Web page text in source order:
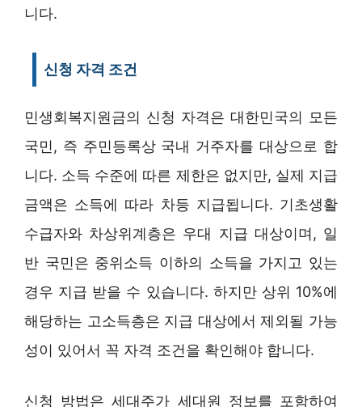
니다.
신청 자격 조건
민생회복지원금의 신청 자격은 대한민국의 모든
국민, 즉 주민등록상 국내 거주자를 대상으로 합
니다. 소득 수준에 따른 제한은 없지만, 실제 지급
금액은 소득에 따라 차등 지급됩니다. 기초생활
수급자와 차상위계층은 우대 지급 대상이며, 일
반 국민은 중위소득 이하의 소득을 가지고 있는
경우 지급 받을 수 있습니다. 하지만 상위 10%에
해당하는 고소득층은 지급 대상에서 제외될 가능
성이 있어서 꼭 자격 조건을 확인해야 합니다.
신청 방법은 세대주가 세대원 정보를 포함하여